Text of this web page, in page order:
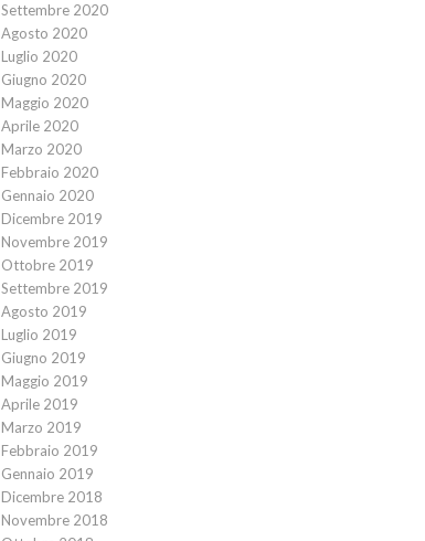
Settembre 2020
Agosto 2020
Luglio 2020
Giugno 2020
Maggio 2020
Aprile 2020
Marzo 2020
Febbraio 2020
Gennaio 2020
Dicembre 2019
Novembre 2019
Ottobre 2019
Settembre 2019
Agosto 2019
Luglio 2019
Giugno 2019
Maggio 2019
Aprile 2019
Marzo 2019
Febbraio 2019
Gennaio 2019
Dicembre 2018
Novembre 2018